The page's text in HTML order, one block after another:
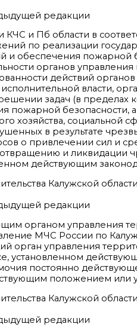
редакции
и Пб области в
по реализации
и обеспечения пожарной
органов
действий
власти,
задач (в пределах
пожарной безопасности,
хозяйства, социальной
в результате
о привлечении сил и
и ликвидации
действующим
Калужской
редакции
органом управления
МЧС России по
орган управления
установленном
постоянно
положением или
Калужской
редакции